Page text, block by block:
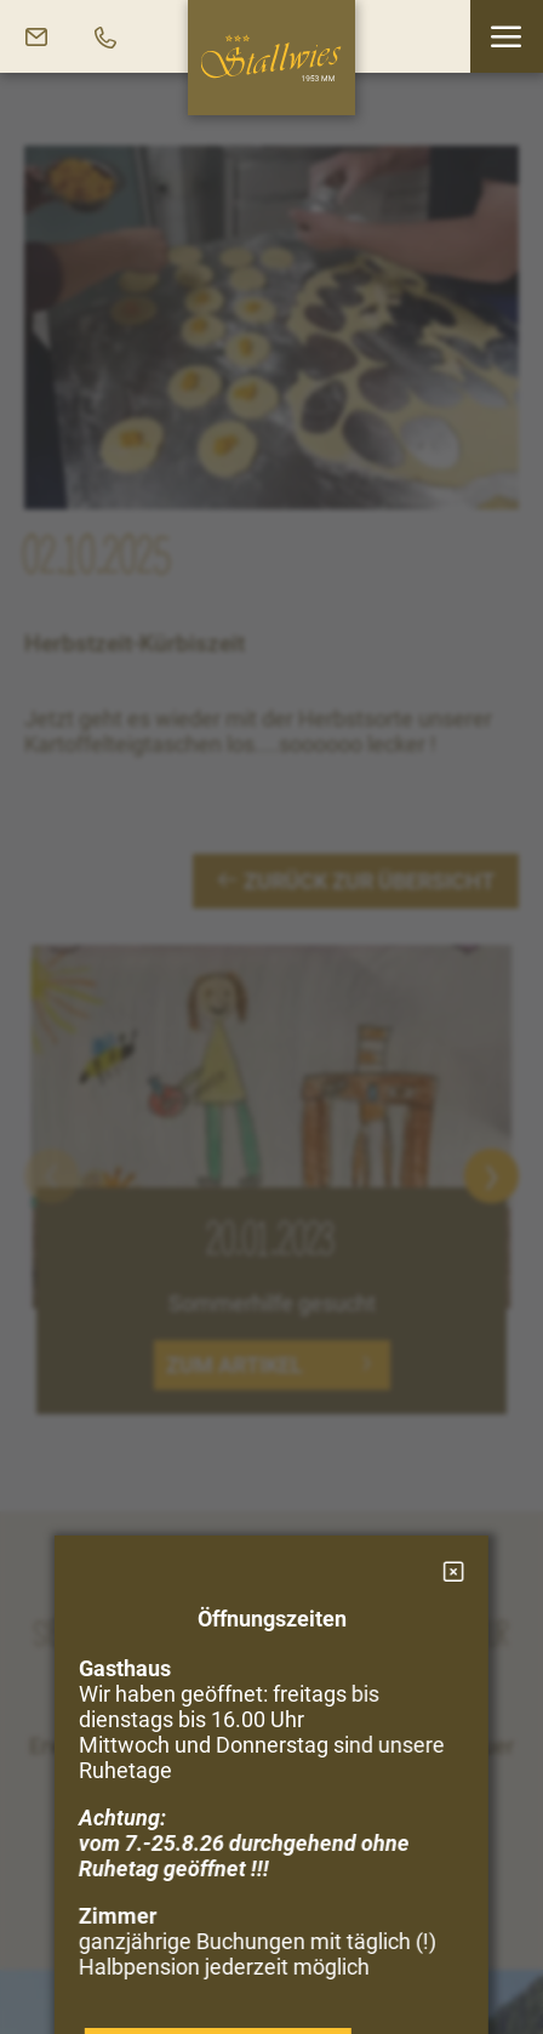
Herbstzeit-Kürbiszeit
Jetzt geht es wieder mit der Herbstsorte unserer
Kartoffelteigtaschen los....soooooo lecker !
ZURÜCK ZUR ÜBERSICHT
Sommerhilfe gesucht
ZUM ARTIKEL
Sie träumen vom Urlaub in Bergen und Natur
Perfekt!
Erwandern Sie direkt vom Hof aus die Vinschgauer
UNSERE VIELFALT
Öffnungszeiten
Gasthaus
Wir haben geöffnet: freitags bis
dienstags bis 16.00 Uhr
Mittwoch und Donnerstag sind unsere
Ruhetage
Achtung:
vom 7.-25.8.26 durchgehend ohne
Ruhetag geöffnet !!!
Zimmer
ganzjährige Buchungen mit täglich (!)
Halbpension jederzeit möglich